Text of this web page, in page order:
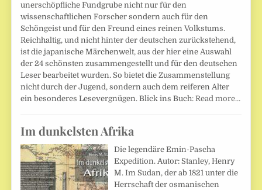
unerschöpfliche Fundgrube nicht nur für den
wissenschaftlichen Forscher sondern auch für den
Schöngeist und für den Freund eines reinen Volkstums.
Reichhaltig, und nicht hinter der deutschen zurückstehend,
ist die japanische Märchenwelt, aus der hier eine Auswahl
der 24 schönsten zusammengestellt und für den deutschen
Leser bearbeitet wurden. So bietet die Zusammenstellung
nicht durch der Jugend, sondern auch dem reiferen Alter
ein besonderes Lesevergnügen. Blick ins Buch:Read more…
Im dunkelsten Afrika
Die legendäre Emin-Pascha
Expedition. Autor: Stanley, Henry
M. Im Sudan, der ab 1821 unter die
Herrschaft der osmanischen